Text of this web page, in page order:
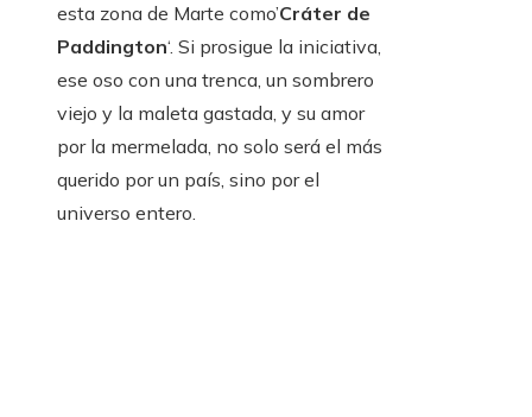
esta zona de Marte como’Cráter de
Paddington‘. Si prosigue la iniciativa,
ese oso con una trenca, un sombrero
viejo y la maleta gastada, y su amor
por la mermelada, no solo será el más
querido por un país, sino por el
universo entero.